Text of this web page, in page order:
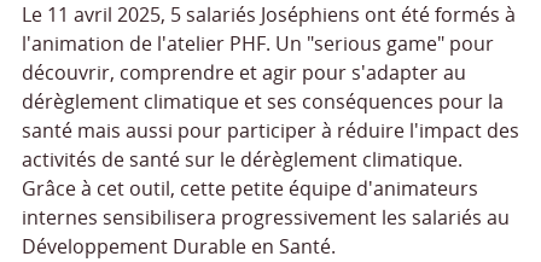
Le 11 avril 2025, 5 salariés Joséphiens ont été formés à
l'animation de l'atelier PHF. Un "serious game" pour
découvrir, comprendre et agir pour s'adapter au
dérèglement climatique et ses conséquences pour la
santé mais aussi pour participer à réduire l'impact des
activités de santé sur le dérèglement climatique.
Grâce à cet outil, cette petite équipe d'animateurs
internes sensibilisera progressivement les salariés au
Développement Durable en Santé.